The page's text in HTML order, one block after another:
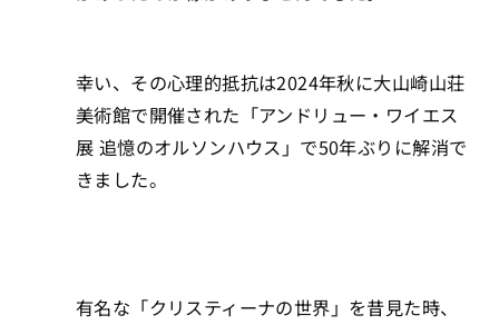
幸い、その心理的抵抗は2024年秋に大山崎山荘
美術館で開催された「アンドリュー・ワイエス
展 追憶のオルソンハウス」で50年ぶりに解消で
きました。
有名な「クリスティーナの世界」を昔見た時、